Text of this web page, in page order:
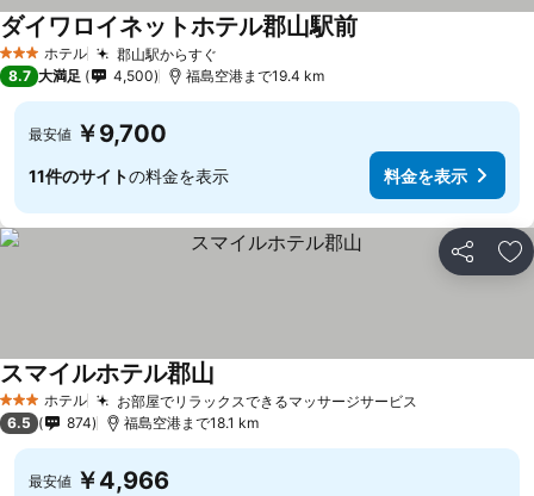
3 ホテルのランク
ホテル 郡山駅からすぐ
ダイワロイネットホテル郡山駅前
8.7 大満足 4,500 福島空港まで19.4 km
最安値 ￥9,700
11件のサイトの料金を表示 料金を表示
シェア お
3 ホテルのランク
ホテル お部屋でリラックスできるマッサージサービス
スマイルホテル郡山
6.5 874 福島空港まで18.1 km
最安値 ￥4,966